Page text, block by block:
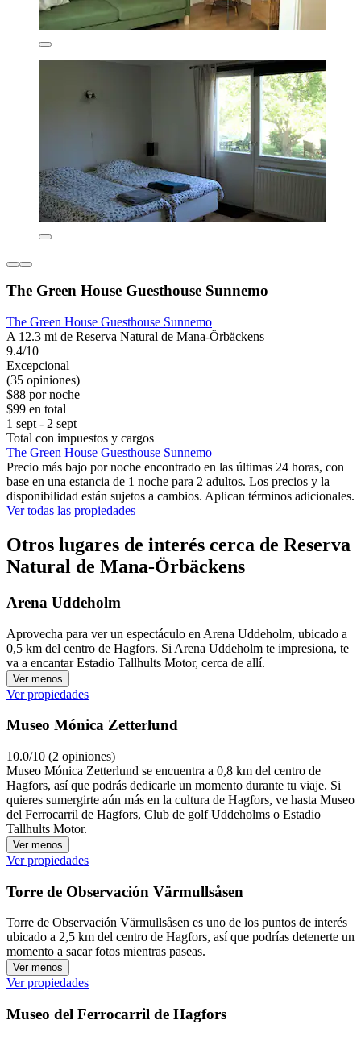
The Green House Guesthouse Sunnemo
The Green House Guesthouse Sunnemo
A 12.3 mi de Reserva Natural de Mana-Örbäckens
9.4/10
Excepcional
(35 opiniones)
$88 por noche
$99 en total
1 sept - 2 sept
Total con impuestos y cargos
The Green House Guesthouse Sunnemo
Precio más bajo por noche encontrado en las últimas 24 horas, con
base en una estancia de 1 noche para 2 adultos. Los precios y la
disponibilidad están sujetos a cambios. Aplican términos adicionales.
Ver todas las propiedades
Otros lugares de interés cerca de Reserva
Natural de Mana-Örbäckens
Arena Uddeholm
Aprovecha para ver un espectáculo en Arena Uddeholm, ubicado a
0,5 km del centro de Hagfors. Si Arena Uddeholm te impresiona, te
va a encantar Estadio Tallhults Motor, cerca de allí.
Ver menos
Ver propiedades
Museo Mónica Zetterlund
10.0/10 (2 opiniones)
Museo Mónica Zetterlund se encuentra a 0,8 km del centro de
Hagfors, así que podrás dedicarle un momento durante tu viaje. Si
quieres sumergirte aún más en la cultura de Hagfors, ve hasta Museo
del Ferrocarril de Hagfors, Club de golf Uddeholms o Estadio
Tallhults Motor.
Ver menos
Ver propiedades
Torre de Observación Värmullsåsen
Torre de Observación Värmullsåsen es uno de los puntos de interés
ubicado a 2,5 km del centro de Hagfors, así que podrías detenerte un
momento a sacar fotos mientras paseas.
Ver menos
Ver propiedades
Museo del Ferrocarril de Hagfors